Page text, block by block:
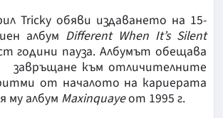
Tricky oбяви издаването на 15-
албум Different When It’s Silent
години пауза. Албумът обещава
завръщане към отличителните
от началото на кариерата
му албум Maxinquayeот 1995 г.